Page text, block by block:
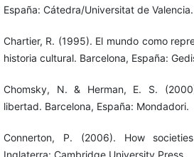
España: Cátedra/Universitat de Valencia.
Chartier, R. (1995). El mundo como
historia cultural. Barcelona, España:
Chomsky, N. & Herman, E. S.
libertad. Barcelona, España: Mondadori.
Connerton, P. (2006). How
Inglaterra: Cambridge University Press.